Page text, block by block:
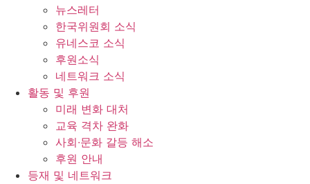
뉴스레터
한국위원회 소식
유네스코 소식
후원소식
네트워크 소식
활동 및 후원
미래 변화 대처
교육 격차 완화
사회∙문화 갈등 해소
후원 안내
등재 및 네트워크